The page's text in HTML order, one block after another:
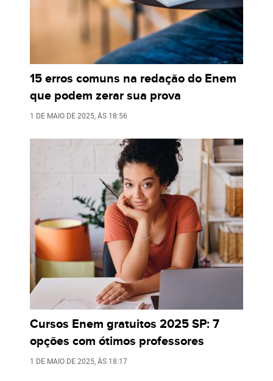
15 erros comuns na redação do Enem
que podem zerar sua prova
1 DE MAIO DE 2025 , ÀS 18:56
Cursos Enem gratuitos 2025 SP: 7
opções com ótimos professores
1 DE MAIO DE 2025 , ÀS 18:17